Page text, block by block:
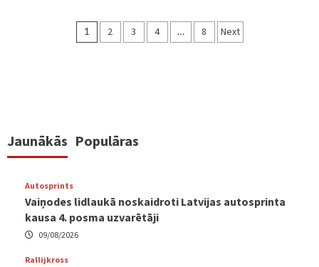
Ziņu
1 2 3 4 … 8 Next
Jaunākās Populāras
Autosprints
Vaiņodes lidlaukā noskaidroti Latvijas autosprinta
kausa 4. posma uzvarētāji
09/08/2026
Rallijkross